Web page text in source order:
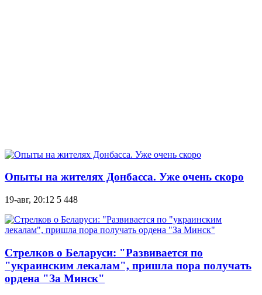
Опыты на жителях Донбасса. Уже очень скоро
19-авг, 20:12 5 448
Стрелков о Беларуси: "Развивается по
"украинским лекалам", пришла пора получать
ордена "За Минск"